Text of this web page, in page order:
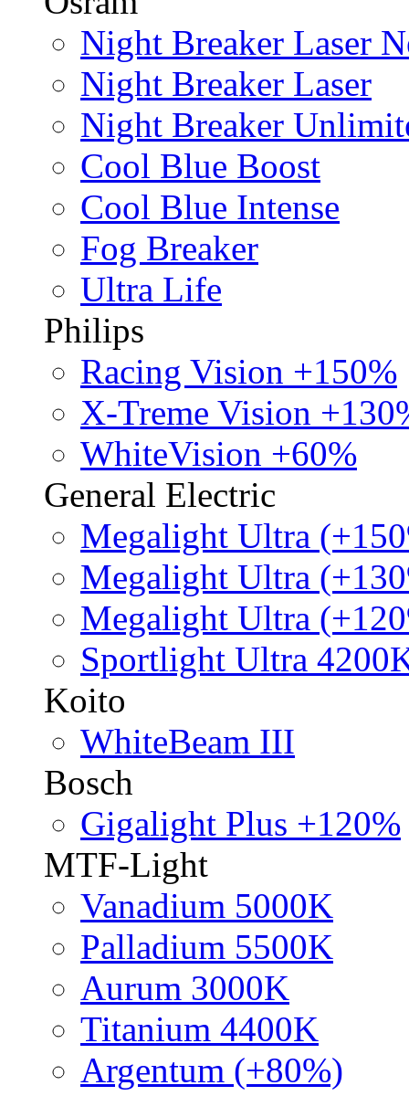
Night Breaker Laser
Night Breaker Laser
Night Breaker
Cool Blue Boost
Cool Blue Intense
Fog Breaker
Ultra Life
Philips
Racing Vision +150%
X-Treme Vision
WhiteVision +60%
General Electric
Megalight Ultra
Megalight Ultra
Megalight Ultra
Sportlight Ultra
Koito
WhiteBeam III
Bosch
Gigalight Plus +120%
MTF-Light
Vanadium 5000K
Palladium 5500K
Aurum 3000K
Titanium 4400K
Argentum (+80%)